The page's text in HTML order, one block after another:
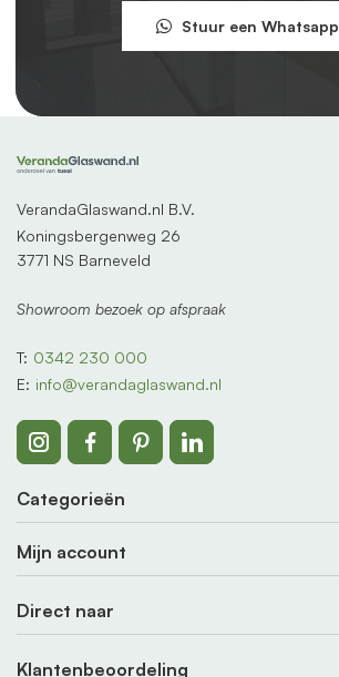
Stuur een Whatsapp
VerandaGlaswand.nl B.V.
Koningsbergenweg 26
3771 NS Barneveld
Showroom bezoek op afspraak
T: 0342 230 000
E: info@verandaglaswand.nl
Categorieën
Mijn account
Direct naar
Klantenbeoordeling